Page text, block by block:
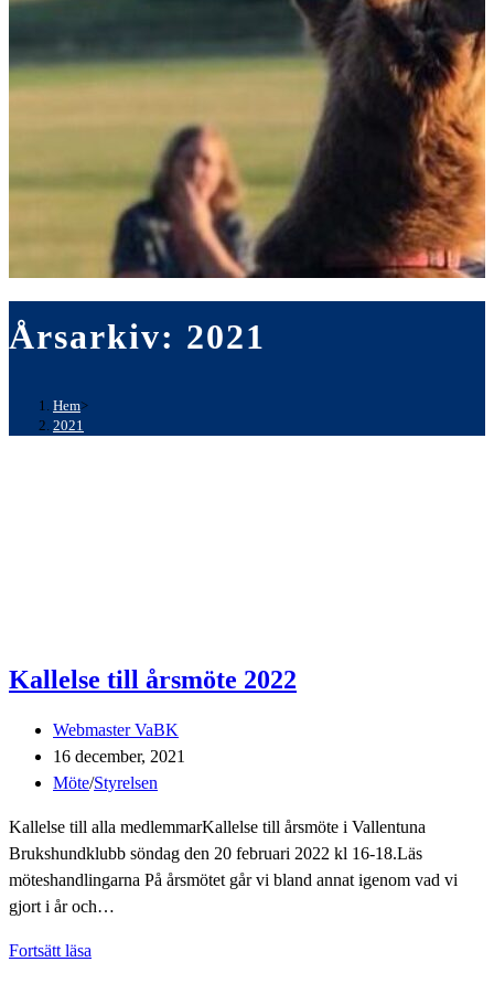
search
Årsarkiv: 2021
Hem>
2021
Kallelse till årsmöte 2022
Inläggsförfattare:
Webmaster VaBK
Inlägget
publicerat:
16 december, 2021
Inläggskategori:
Möte/Styrelsen
Kallelse till alla medlemmarKallelse till årsmöte i Vallentuna
Brukshundklubb söndag den 20 februari 2022 kl 16-18.Läs
möteshandlingarna På årsmötet går vi bland annat igenom vad vi
gjort i år och…
Fortsätt läsa